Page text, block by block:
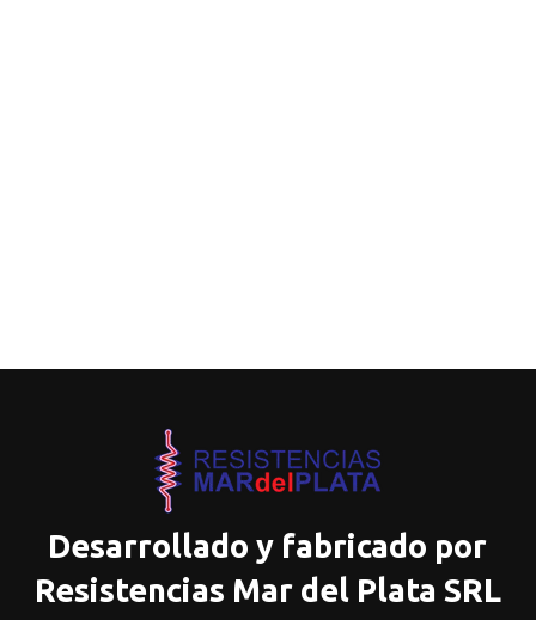
Desarrollado y fabricado por
Resistencias Mar del Plata SRL